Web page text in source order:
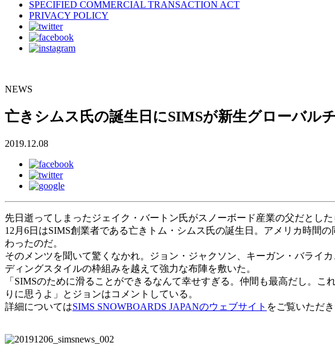
SPECIFIED COMMERCIAL TRANSACTION ACT
PRIVACY POLICY
NEWS
亡きシムス氏の誕生日にSIMSが新生グローバル
2019.12.08
先日逝ってしまったジェイク・バートン氏がスノーボード産業の父だとし
12月6日はSIMS創業者である亡きトム・シムス氏の誕生日。アメリカ時間
わったのだ。
そのメンツを聞いて驚くなかれ。ジョン・ジャクソン、キーガン・バライ
ディングスタイルの枠組みを越えて強力な布陣を敷いた。
「SIMSのために滑ることができるなんて幸せすぎる。仲間も最高だし。
りに思うよ」とジョンはコメントしている。
詳細についてはSIMS SNOWBOARDS JAPANのウェブサイト をご覧いただ